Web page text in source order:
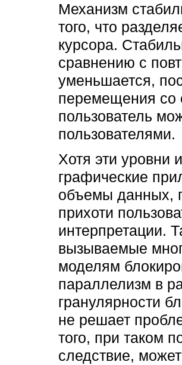
Механизм
того, что
курсора.
сравнению с
уменьшается,
перемещения со
пользователь
пользователями.
Хотя эти уровни
графические
объемы данных,
прихоти
интерпретации.
вызываемые
моделям
параллелизм в
гранулярности
не решает
того, при таком
следствие,